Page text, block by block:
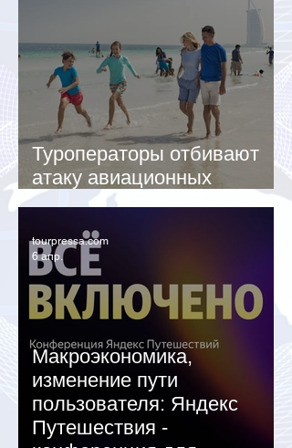
Туроператоры отбивают
атаку авиационных
наценок
Макроэкономика,
изменение пути
пользователя: Яндекс
Путешествия -
tourpressa.com
6 апр.